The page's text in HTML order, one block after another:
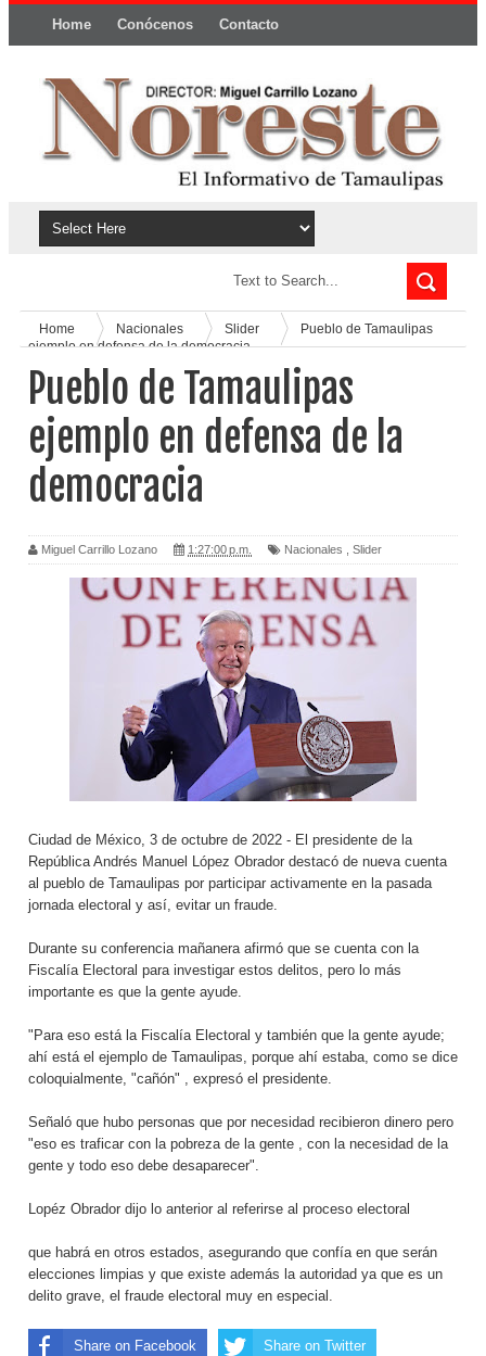
Home Conócenos Contacto
Home Nacionales Slider
Pueblo de Tamaulipas
ejemplo en defensa de la democracia
Pueblo de Tamaulipas
ejemplo en defensa de la
democracia
Miguel Carrillo Lozano 1:27:00 p.m. Nacionales Slider
Ciudad de México, 3 de octubre de 2022 - El presidente de la
República Andrés Manuel López Obrador destacó de nueva cuenta
al pueblo de Tamaulipas por participar activamente en la pasada
jornada electoral y así, evitar un fraude.
Durante su conferencia mañanera afirmó que se cuenta con la
Fiscalía Electoral para investigar estos delitos, pero lo más
importante es que la gente ayude.
"Para eso está la Fiscalía Electoral y también que la gente ayude;
ahí está el ejemplo de Tamaulipas, porque ahí estaba, como se dice
coloquialmente, "cañón" , expresó el presidente.
Señaló que hubo personas que por necesidad recibieron dinero pero
"eso es traficar con la pobreza de la gente , con la necesidad de la
gente y todo eso debe desaparecer".
Lopéz Obrador dijo lo anterior al referirse al proceso electoral
que habrá en otros estados, asegurando que confía en que serán
elecciones limpias y que existe además la autoridad ya que es un
delito grave, el fraude electoral muy en especial.
Share on Facebook Share on Twitter